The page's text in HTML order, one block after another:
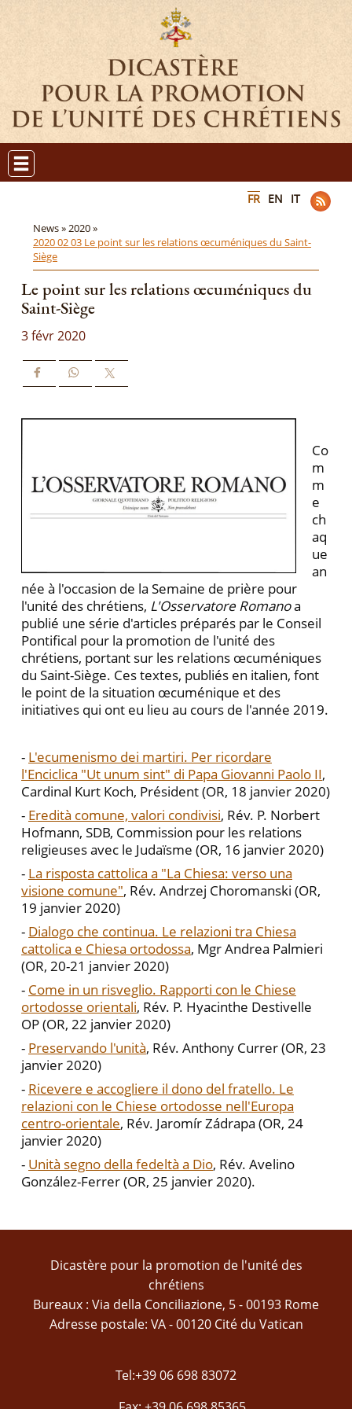
FR EN IT
News »2020 »
2020 02 03 Le point sur les relations œcuméniques du Saint-
Siège
Le point sur les relations œcuméniques du
Saint-Siège
3 févr 2020
Co
m
m
e
ch
aq
ue
an
née à l'occasion de la Semaine de prière pour
l'unité des chrétiens, L'Osservatore Romanoa
publié une série d'articles préparés par le Conseil
Pontifical pour la promotion de l'unité des
chrétiens, portant sur les relations œcuméniques
du Saint-Siège. Ces textes, publiés en italien, font
le point de la situation œcuménique et des
initiatives qui ont eu lieu au cours de l'année 2019.
- L'ecumenismo dei martiri. Per ricordare
l'Enciclica "Ut unum sint" di Papa Giovanni Paolo II,
Cardinal Kurt Koch, Président (OR, 18 janvier 2020)
- Eredità comune, valori condivisi, Rév. P. Norbert
Hofmann, SDB, Commission pour les relations
religieuses avec le Judaïsme (OR, 16 janvier 2020)
- La risposta cattolica a "La Chiesa: verso una
visione comune", Rév. Andrzej Choromanski (OR,
19 janvier 2020)
- Dialogo che continua. Le relazioni tra Chiesa
cattolica e Chiesa ortodossa, Mgr Andrea Palmieri
(OR, 20-21 janvier 2020)
- Come in un risveglio. Rapporti con le Chiese
ortodosse orientali, Rév. P. Hyacinthe Destivelle
OP (OR, 22 janvier 2020)
- Preservando l'unità, Rév. Anthony Currer (OR, 23
janvier 2020)
- Ricevere e accogliere il dono del fratello. Le
relazioni con le Chiese ortodosse nell'Europa
centro-orientale, Rév. Jaromír Zádrapa (OR, 24
janvier 2020)
- Unità segno della fedeltà a Dio, Rév. Avelino
González-Ferrer (OR, 25 janvier 2020).
Dicastère pour la promotion de l'unité des
chrétiens
Bureaux : Via della Conciliazione, 5 - 00193 Rome
Adresse postale: VA - 00120 Cité du Vatican
Tel:+39 06 698 83072